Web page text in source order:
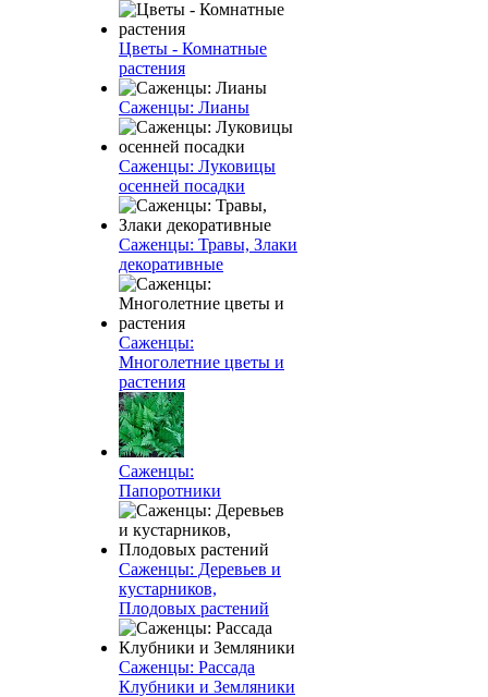
Цветы - Комнатные
растения
Саженцы: Лианы
Саженцы: Луковицы
осенней посадки
Саженцы: Травы, Злаки
декоративные
Саженцы:
Многолетние цветы и
растения
Саженцы:
Папоротники
Саженцы: Деревьев и
кустарников,
Плодовых растений
Саженцы: Рассада
Клубники и Земляники